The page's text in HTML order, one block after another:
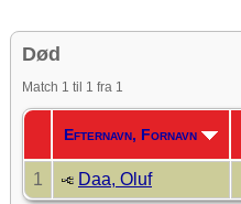
Død
Match 1 til 1 fra 1
Efternavn, Fornavn
1 Daa, Oluf